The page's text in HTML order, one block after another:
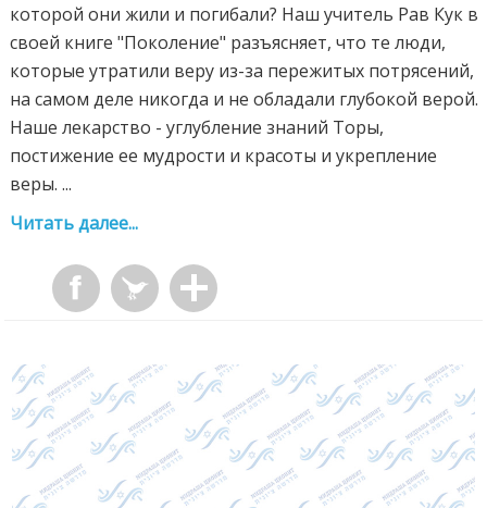
которой они жили и погибали? Наш учитель Рав Кук в
своей книге "Поколение" разъясняет, что те люди,
которые утратили веру из-за пережитых потрясений,
на самом деле никогда и не обладали глубокой верой.
Наше лекарство - углубление знаний Торы,
постижение ее мудрости и красоты и укрепление
веры. ...
Читать далее...